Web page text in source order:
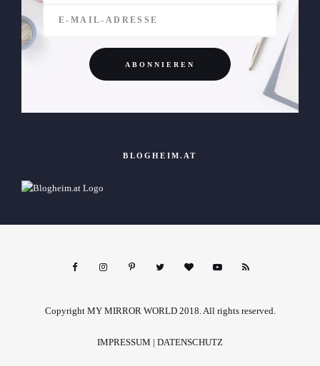
BLOGHEIM.AT
Copyright MY MIRROR WORLD 2018. All rights reserved.
IMPRESSUM | DATENSCHUTZ